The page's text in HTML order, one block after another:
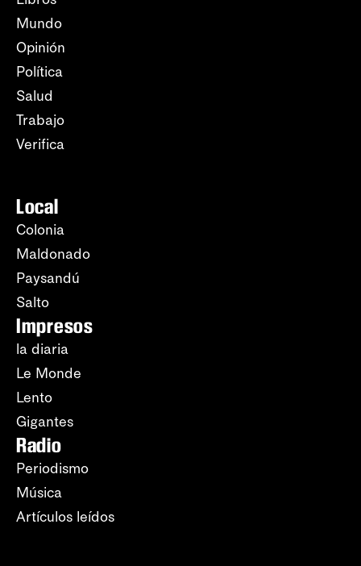
Mundo
Opinión
Política
Salud
Trabajo
Verifica
Local
Colonia
Maldonado
Paysandú
Salto
Impresos
la diaria
Le Monde
Lento
Gigantes
Radio
Periodismo
Música
Artículos leídos